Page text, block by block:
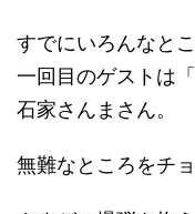
すでにいろんなと
一回目のゲストは
石家さんまさん。
無難なところをチ